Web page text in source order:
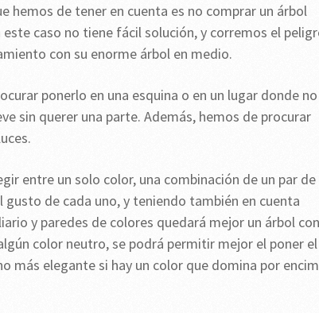
hemos de tener en cuenta es no comprar un árbol
caso no tiene fácil solución, y corremos el
con su enorme árbol en medio.
ponerlo en una esquina o en un lugar donde no
sin querer una parte. Además, hemos de procurar
entre un solo color, una combinación de un par de
de cada uno, y teniendo también en cuenta
y paredes de colores quedará mejor un árbol con
color neutro, se podrá permitir mejor el poner el
más elegante si hay un color que domina por